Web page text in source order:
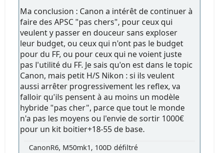
Ma conclusion : Canon a intérêt de continuer à
faire des APSC "pas chers", pour ceux qui
veulent y passer en douceur sans exploser
leur budget, ou ceux qui n'ont pas le budget
pour du FF, ou pour ceux qui ne voient juste
pas l'utilité du FF. Je sais qu'on est dans le topic
Canon, mais petit H/S Nikon : si ils veulent
aussi arrêter progressivement les reflex, va
falloir qu'ils pensent à au moins un modèle
hybride "pas cher", parce que tout le monde
n'a pas les moyens ou l'envie de sortir 1000€
pour un kit boitier+18-55 de base.
CanonR6, M50mk1, 100D défiltré